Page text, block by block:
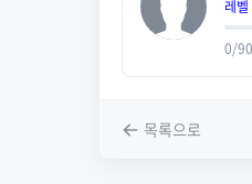
레벨
0/90
목록으로